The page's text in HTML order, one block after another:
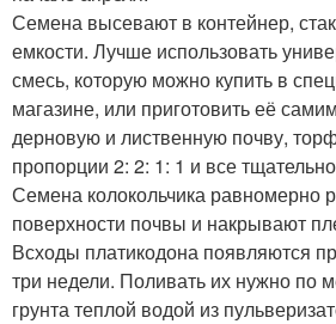
Семена высевают в контейнер,
емкости. Лучше использовать
смесь, которую можно купить в
магазине, или приготовить её
дерновую и лиственную почву,
пропорции 2: 2: 1: 1 и все
Семена колокольчика равномерно
поверхности почвы и накрывают
Всходы платикодона появляются
три недели. Поливать их нужно по
грунта теплой водой из